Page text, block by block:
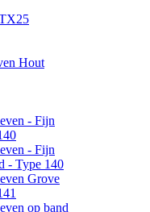
Hout
- Fijn
- Fijn
- Type 140
Grove
op band